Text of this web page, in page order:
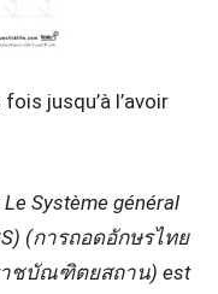
jusqu’à l’avoir
Système général
(การถอดอักษรไทย
าชบัณฑิตยสถาน) est